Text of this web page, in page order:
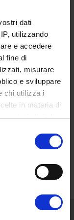
dati
utilizzando
e accedere
fine di
misurare
e sviluppare
chi utilizza i
in materia di
digitale
in qualsiasi
o facendo clic
posizione
di qualche
buone prassi e
la cultura
Attualmente
del Disability
fruibili in qualsiasi